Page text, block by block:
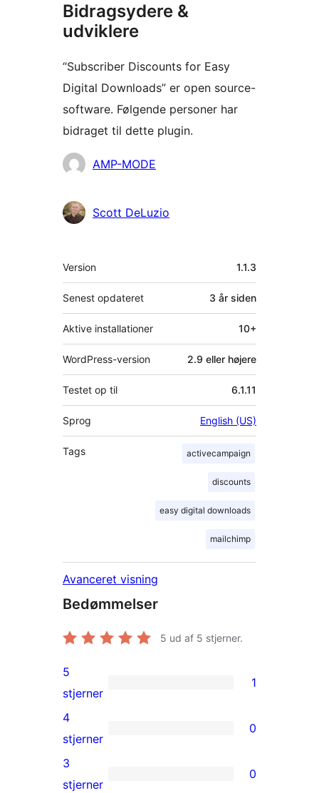
Bidragsydere &
udviklere
“Subscriber Discounts for Easy
Digital Downloads” er open source-
software. Følgende personer har
bidraget til dette plugin.
Bidragsydere
AMP-MODE
Scott DeLuzio
Meta
Version 1.1.3
Senest opdateret 3 år siden
Aktive installationer 10+
WordPress-version 2.9 eller højere
Testet op til 6.1.11
Sprog English (US)
Tags activecampaign
discounts
easy digital downloads
mailchimp
Avanceret visning
Bedømmelser
5 ud af 5 stjerner.
1
5-
stjernet
anmeldelse
5
stjerner
1
0
4-
stjernet
4
stjerner
0
0
3
stjerner
0